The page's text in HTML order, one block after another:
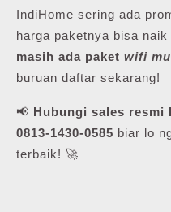
IndiHome sering ada
harga paketnya bisa
masih ada paket wifi
buruan daftar sekarang!
📢 Hubungi sales resmi
0813-1430-0585 biar lo
terbaik! 🚀